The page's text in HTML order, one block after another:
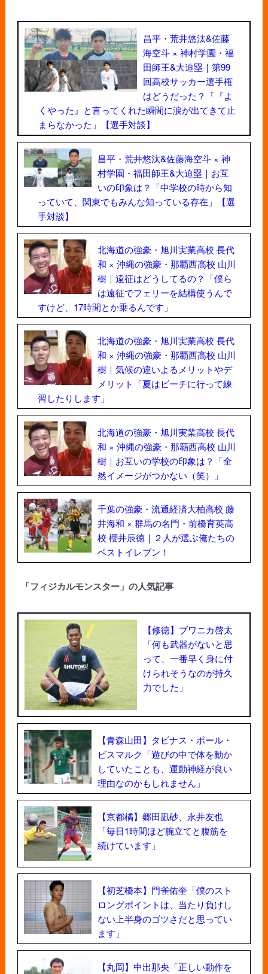
昌平・荒井悠汰&佐藤
海空斗 × 神村学園・福
田師王&大迫塁｜第99
回高校サッカー選手権
はどうだった？「『よ
くやった』と言ってくれた瞬間に涙が出てきて止
まらなかった」【選手対談】
昌平・荒井悠汰&佐藤海空斗 × 神
村学園・福田師王&大迫塁｜お互
いの印象は？「中学校の時から知
っていて、関東でもみんな知っている存在」【選
手対談】
北海道の強豪・旭川実業高校 長代
和 × 沖縄の強豪・那覇西高校 山川
樹｜遠征はどうしてるの？「僕ら
は遠征でフェリーを結構使うんで
すけど、17時間とか乗るんです」
北海道の強豪・旭川実業高校 長代
和 × 沖縄の強豪・那覇西高校 山川
樹｜気候の違いよるメリットやデ
メリット「夏はビーチに行って練
習したりします」
北海道の強豪・旭川実業高校 長代
和 × 沖縄の強豪・那覇西高校 山川
樹｜お互いの学校の印象は？「全
然イメージがつかない（笑）」
千葉の強豪・流通経済大柏高校 藤
井海和 × 群馬の名門・前橋育英高
校 櫻井辰徳｜２人が選ぶ俺たちの
ベストイレブン！
「フィジカルモンスター」の人気記事
【修徳】ブワニカ啓太
「何も武器がないと思
って、一番早く身に付
けられそうなのが持久
力でした」
【青森山田】タビナス・ポール・
ビスマルク「遊びの中で体を動か
していたことも、運動神経が良い
理由なのかもしれません」
【京都橘】郷田凪砂、永井友也
「毎日1時間ほど腕立てと腹筋を
続けています」
【初芝橋本】門雀佑奎「僕のスト
ロングポイントは、当たり負けし
ない上半身のゴツさだと思ってい
ます」
【丸岡】中出那央「正しい動作を